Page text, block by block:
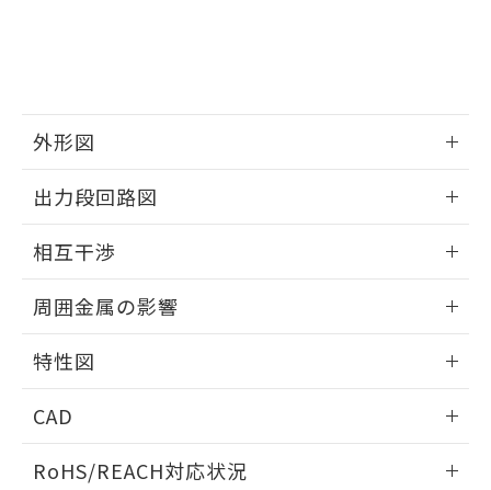
外形図
外形図
出力段回路図
出力段回路図
相互干渉
相互干渉
周囲金属の影響
周囲金属の影響
特性図
検出物体の大きさと材質による影響
CAD
ドすることができます。
RoHS/REACH対応状況
指します。
51物質の非含有証明書（当社基準）
※本証明書は発行日時点で非含有を証明す
ものではありません。
また、RoHS指令のフタル酸エステル類４
物質の対応では、対応完了までの期間は出
荷製品に未対応品が混在することから備考
欄に対応日を記載しておりました。
既に当社にて対応品への在庫切替を完了
す。